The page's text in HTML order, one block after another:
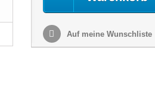
Auf meine Wunschliste